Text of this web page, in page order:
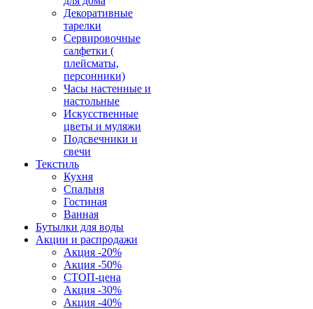
Декоративные
тарелки
Сервировочные
салфетки (
плейсматы,
персонники)
Часы настенные и
настольные
Искусственные
цветы и муляжи
Подсвечники и
свечи
Текстиль
Кухня
Спальня
Гостиная
Ванная
Бутылки для воды
Акции и распродажи
Акция -20%
Акция -50%
СТОП-цена
Акция -30%
Акция -40%